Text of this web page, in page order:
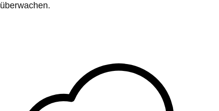
überwachen.